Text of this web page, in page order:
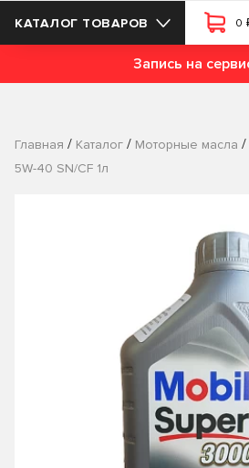
КАТАЛОГ ТОВАРОВ 0
Запись на
Главная / Каталог / Моторные масла /
5W-40 SN/CF 1л